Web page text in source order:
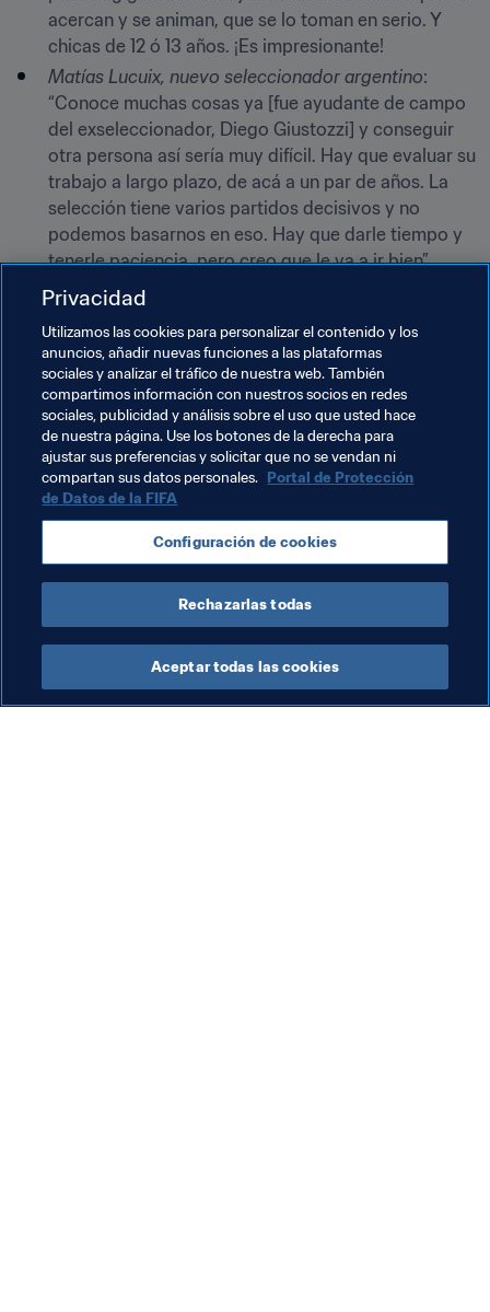
acercan y se animan, que se lo toman en serio. Y
chicas de 12 ó 13 años. ¡Es impresionante!
Matías Lucuix, nuevo seleccionador argentino:
“Conoce muchas cosas ya [fue ayudante de campo
del exseleccionador, Diego Giustozzi] y conseguir
otra persona así sería muy difícil. Hay que evaluar su
trabajo a largo plazo, de acá a un par de años. La
selección tiene varios partidos decisivos y no
podemos basarnos en eso. Hay que darle tiempo y
tenerle paciencia, pero creo que le va a ir bien”.
¿Sabías que…?
Los Torneos Olímpicos Juveniles de Fútsal
Masculino y Femenino Buenos Aires 2018 se
disputarán entre el 7 y el 18 de octubre
Competirán 10 países por especialidad. El sorteo se
realizará el 24 de agosto en Buenos Aires
Puedes ver el calendario de partidos aquí
Documentos Relacionados
Privacidad
Utilizamos las cookies para personalizar el contenido y los
anuncios, añadir nuevas funciones a las plataformas
sociales y analizar el tráfico de nuestra web. También
compartimos información con nuestros socios en redes
sociales, publicidad y análisis sobre el uso que usted hace
de nuestra página. Use los botones de la derecha para
ajustar sus preferencias y solicitar que no se vendan ni
compartan sus datos personales. Portal de Protección
de Datos de la FIFA
Configuración de cookies
Rechazarlas todas
Aceptar todas las cookies